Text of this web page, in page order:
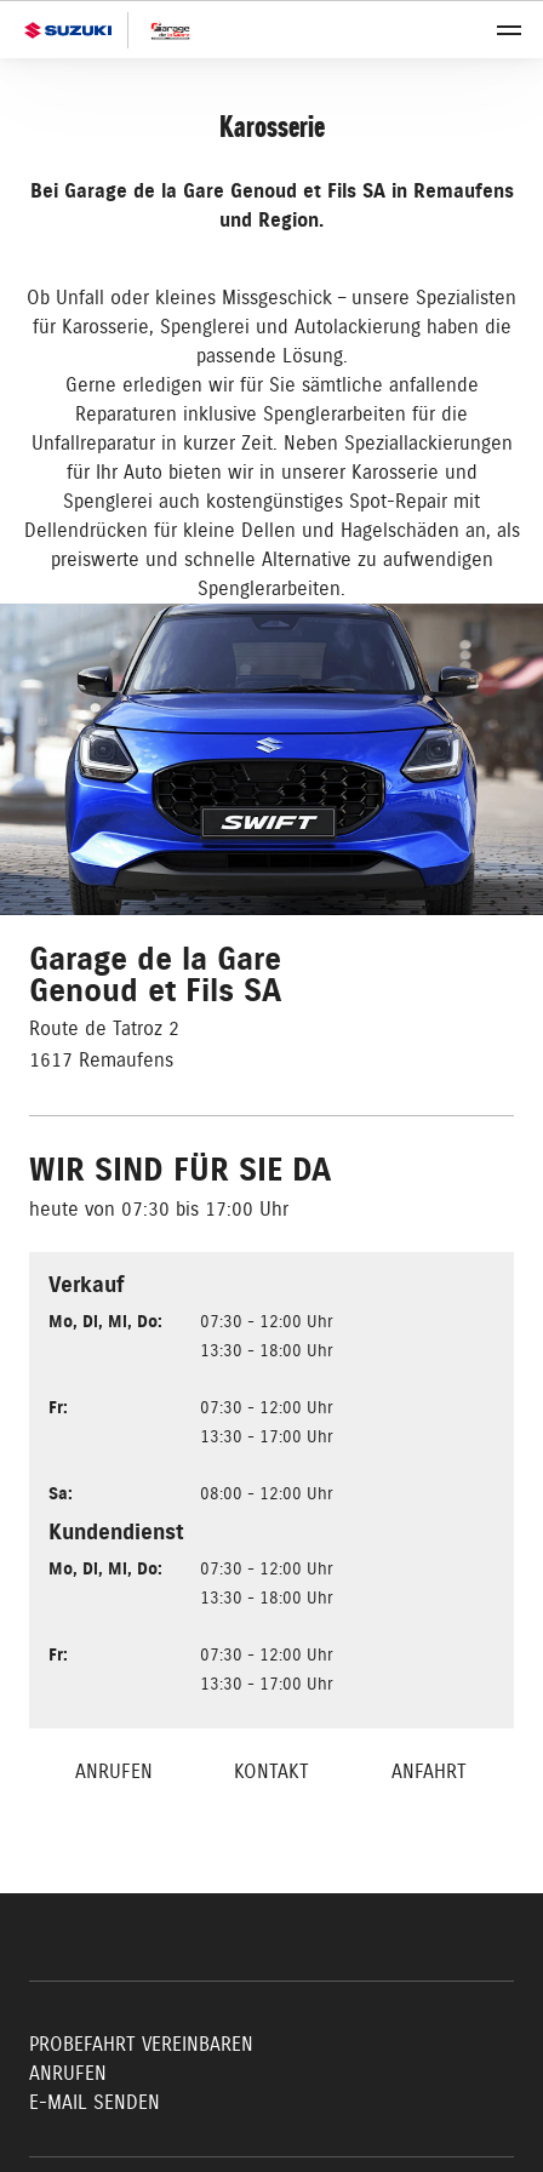
Karosserie
Bei Garage de la Gare Genoud et Fils SA in Remaufens
und Region.
Ob Unfall oder kleines Missgeschick – unsere Spezialisten
für Karosserie, Spenglerei und Autolackierung haben die
passende Lösung.
Gerne erledigen wir für Sie sämtliche anfallende
Reparaturen inklusive Spenglerarbeiten für die
Unfallreparatur in kurzer Zeit. Neben Speziallackierungen
für Ihr Auto bieten wir in unserer Karosserie und
Spenglerei auch kostengünstiges Spot-Repair mit
Dellendrücken für kleine Dellen und Hagelschäden an, als
preiswerte und schnelle Alternative zu aufwendigen
Spenglerarbeiten.
Garage de la Gare
Genoud et Fils SA
Route de Tatroz 2
1617 Remaufens
WIR SIND FÜR SIE DA
heute von 07:30 bis 17:00 Uhr
Verkauf
Mo, Di, Mi, Do:
07:30 - 12:00 Uhr
13:30 - 18:00 Uhr
Fr:
07:30 - 12:00 Uhr
13:30 - 17:00 Uhr
Sa: 08:00 - 12:00 Uhr
Kundendienst
Mo, Di, Mi, Do:
07:30 - 12:00 Uhr
13:30 - 18:00 Uhr
Fr:
07:30 - 12:00 Uhr
13:30 - 17:00 Uhr
ANRUFEN KONTAKT ANFAHRT
PROBEFAHRT VEREINBAREN
ANRUFEN
E-MAIL SENDEN